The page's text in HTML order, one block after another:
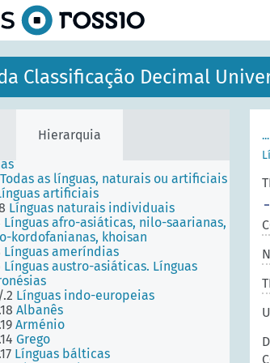
Classificação Decimal
Hierarquia
ENTRETENIMENTO. DESPORTO
ORGANIZAÇÃO.
INFORMAÇÃO. DOCUMENTAÇÃO.
MEDICINA. TECNOLOGIA
BIOGRAFIA. HISTÓRIA
e línguas
Todas as línguas, naturais ou artificiais
artificiais
Línguas naturais individuais
Línguas afro-asiáticas, nilo-saarianas,
kordofanianas, khoisan
Línguas ameríndias
Línguas austro-asiáticas. Línguas
.2 Línguas indo-europeias
Albanês
Arménio
Grego
Línguas bálticas
...